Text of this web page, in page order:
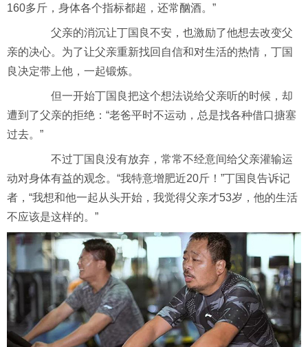
160多斤，身体各个指标都超，还常酗酒。”
父亲的消沉让丁国良不安，也激励了他想去改变父
亲的决心。为了让父亲重新找回自信和对生活的热情，丁国
良决定带上他，一起锻炼。
但一开始丁国良把这个想法说给父亲听的时候，却
遭到了父亲的拒绝：“老爸平时不运动，总是找各种借口搪塞
过去。”
不过丁国良没有放弃，常常不经意间给父亲灌输运
动对身体有益的观念。“我特意增肥近20斤！”丁国良告诉记
者，“我想和他一起从头开始，我觉得父亲才53岁，他的生活
不应该是这样的。”